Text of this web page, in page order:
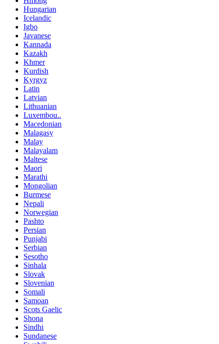
Hungarian
Icelandic
Igbo
Javanese
Kannada
Kazakh
Khmer
Kurdish
Kyrgyz
Latin
Latvian
Lithuanian
Luxembou..
Macedonian
Malagasy
Malay
Malayalam
Maltese
Maori
Marathi
Mongolian
Burmese
Nepali
Norwegian
Pashto
Persian
Punjabi
Serbian
Sesotho
Sinhala
Slovak
Slovenian
Somali
Samoan
Scots Gaelic
Shona
Sindhi
Sundanese